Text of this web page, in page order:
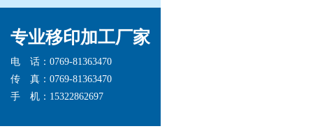
专业移印加工厂家
电 话：0769-81363470
传 真：0769-81363470
手 机：15322862697